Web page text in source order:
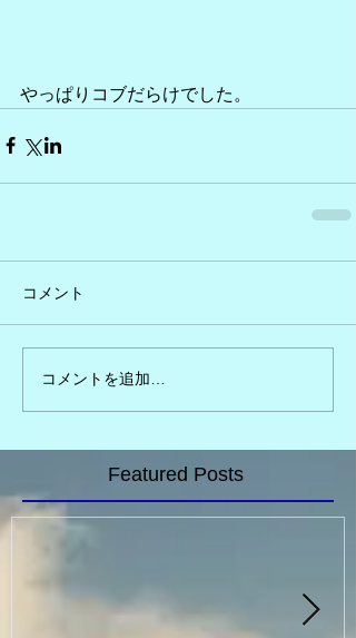
やっぱりコブだらけでした。
コメント
コメントを追加…
Featured Posts